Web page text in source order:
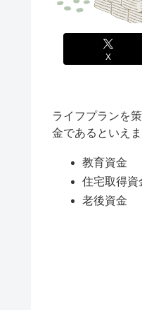
X
ライフプランを
金であるといえ
教育資金
住宅取得資
老後資金